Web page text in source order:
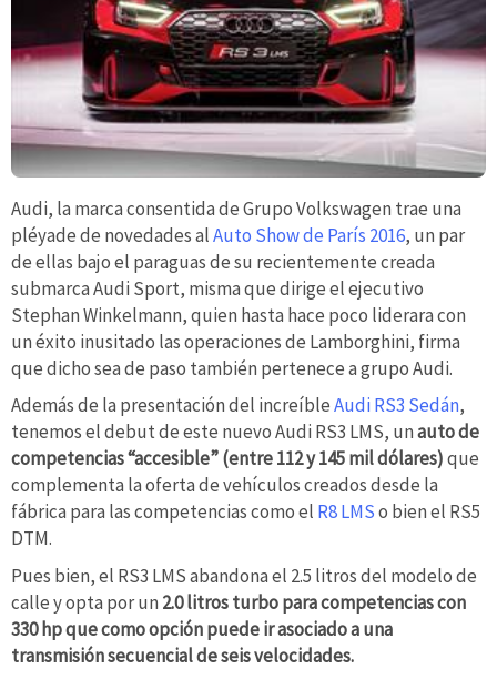
Audi, la marca consentida de Grupo Volkswagen trae una
pléyade de novedades alAuto Show de París 2016, un par
de ellas bajo el paraguas de su recientemente creada
submarca Audi Sport, misma que dirige el ejecutivo
Stephan Winkelmann, quien hasta hace poco liderara con
un éxito inusitado las operaciones de Lamborghini, firma
que dicho sea de paso también pertenece a grupo Audi.
Además de la presentación del increíbleAudi RS3 Sedán,
tenemos el debut de este nuevo Audi RS3 LMS, unauto de
competencias “accesible” (entre 112 y 145 mil dólares)que
complementa la oferta de vehículos creados desde la
fábrica para las competencias como el R8 LMSo bien el RS5
DTM.
Pues bien, el RS3 LMS abandona el 2.5 litros del modelo de
calle y opta por un 2.0 litros turbo para competencias con
330 hp que como opción puede ir asociado a una
transmisión secuencial de seis velocidades.